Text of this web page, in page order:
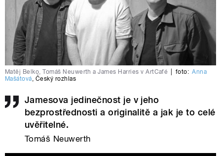
Matěj Belko, Tomáš Neuwerth a James Harries v ArtCafé foto: Anna
Mašátová, Český rozhlas
Jamesova jedinečnost je v jeho
bezprostřednosti a originalitě a jak je to celé
uvěřitelné.
Tomáš Neuwerth